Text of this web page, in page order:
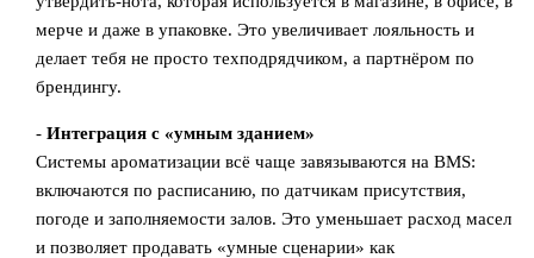
мерче и даже в упаковке. Это увеличивает лояльность и
делает тебя не просто техподрядчиком, а партнёром по
брендингу.
-Интеграция с «умным зданием»
Системы ароматизации всё чаще завязываются на BMS:
включаются по расписанию, по датчикам присутствия,
погоде и заполняемости залов. Это уменьшает расход масел
и позволяет продавать «умные сценарии» как